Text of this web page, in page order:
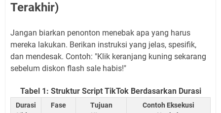
Terakhir)
Jangan biarkan penonton menebak apa yang harus
mereka lakukan. Berikan instruksi yang jelas, spesifik,
dan mendesak. Contoh: "Klik keranjang kuning sekarang
sebelum diskon flash sale habis!"
Tabel 1: Struktur Script TikTok Berdasarkan Durasi
Durasi
Fase
Tujuan
Contoh Eksekusi